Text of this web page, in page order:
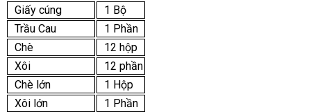
Giấy cúng
1 Bộ
Trầu Cau
1 Phần
Chè
12 hộp
Xôi
12 phần
Chè lớn
1 Hộp
Xôi lớn
1 Phần